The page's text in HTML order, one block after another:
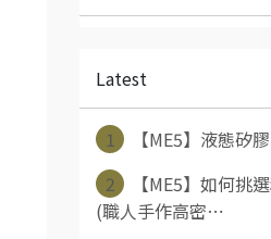
Latest
1
【ME5】液態矽
2
【ME5】如何挑
(職人手作高密⋯